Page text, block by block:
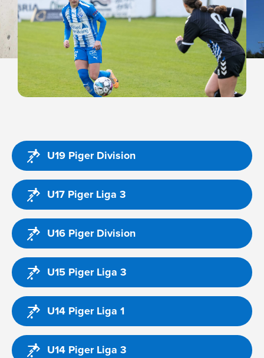
U19 Piger Division
U17 Piger Liga 3
U16 Piger Division
U15 Piger Liga 3
U14 Piger Liga 1
U14 Piger Liga 3